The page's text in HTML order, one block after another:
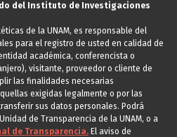
del Instituto de Investigaciones
de la UNAM, es responsable del
para el registro de usted en calidad de
académica, conferencista o
visitante, proveedor o cliente de
las finalidades necesarias
exigidas legalmente o por las
sus datos personales. Podrá
de Transparencia de la UNAM, o a
de Transparencia. El aviso de